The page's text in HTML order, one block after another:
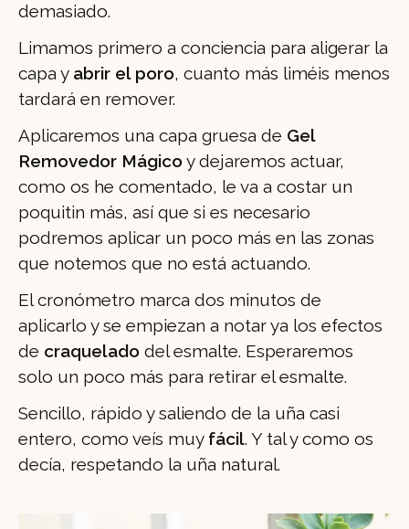
demasiado.
Limamos primero a conciencia para aligerar la
capa y abrir el poro, cuanto más liméis menos
tardará en remover.
Aplicaremos una capa gruesa de Gel
Removedor Mágico y dejaremos actuar,
como os he comentado, le va a costar un
poquitin más, así que si es necesario
podremos aplicar un poco más en las zonas
que notemos que no está actuando.
El cronómetro marca dos minutos de
aplicarlo y se empiezan a notar ya los efectos
de craquelado del esmalte. Esperaremos
solo un poco más para retirar el esmalte.
Sencillo, rápido y saliendo de la uña casi
entero, como veís muy fácil. Y tal y como os
decía, respetando la uña natural.